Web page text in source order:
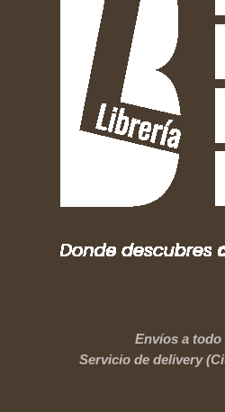
Envíos a
Servicio de delivery